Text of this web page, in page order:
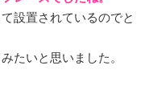
設置されているのでと
たいと思いました。